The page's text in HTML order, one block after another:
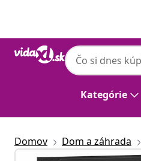
Kategórie
Domov Dom a záhrada